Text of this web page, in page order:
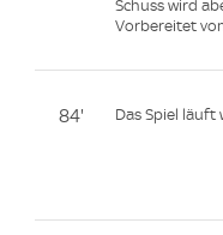
Schuss wird
Vorbereitet
84' Das Spiel läuft